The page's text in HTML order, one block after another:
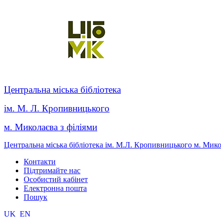
Центральна міська бібліотека
ім. М. Л. Кропивницького
м. Миколаєва з філіями
Центральна міська бібліотека ім. М.Л. Кропивницького м.
Контакти
Підтримайте нас
Особистий кабінет
Електронна пошта
Пошук
UK EN